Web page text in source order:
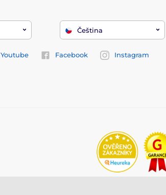
Čeština
Youtube Facebook Instagram
©